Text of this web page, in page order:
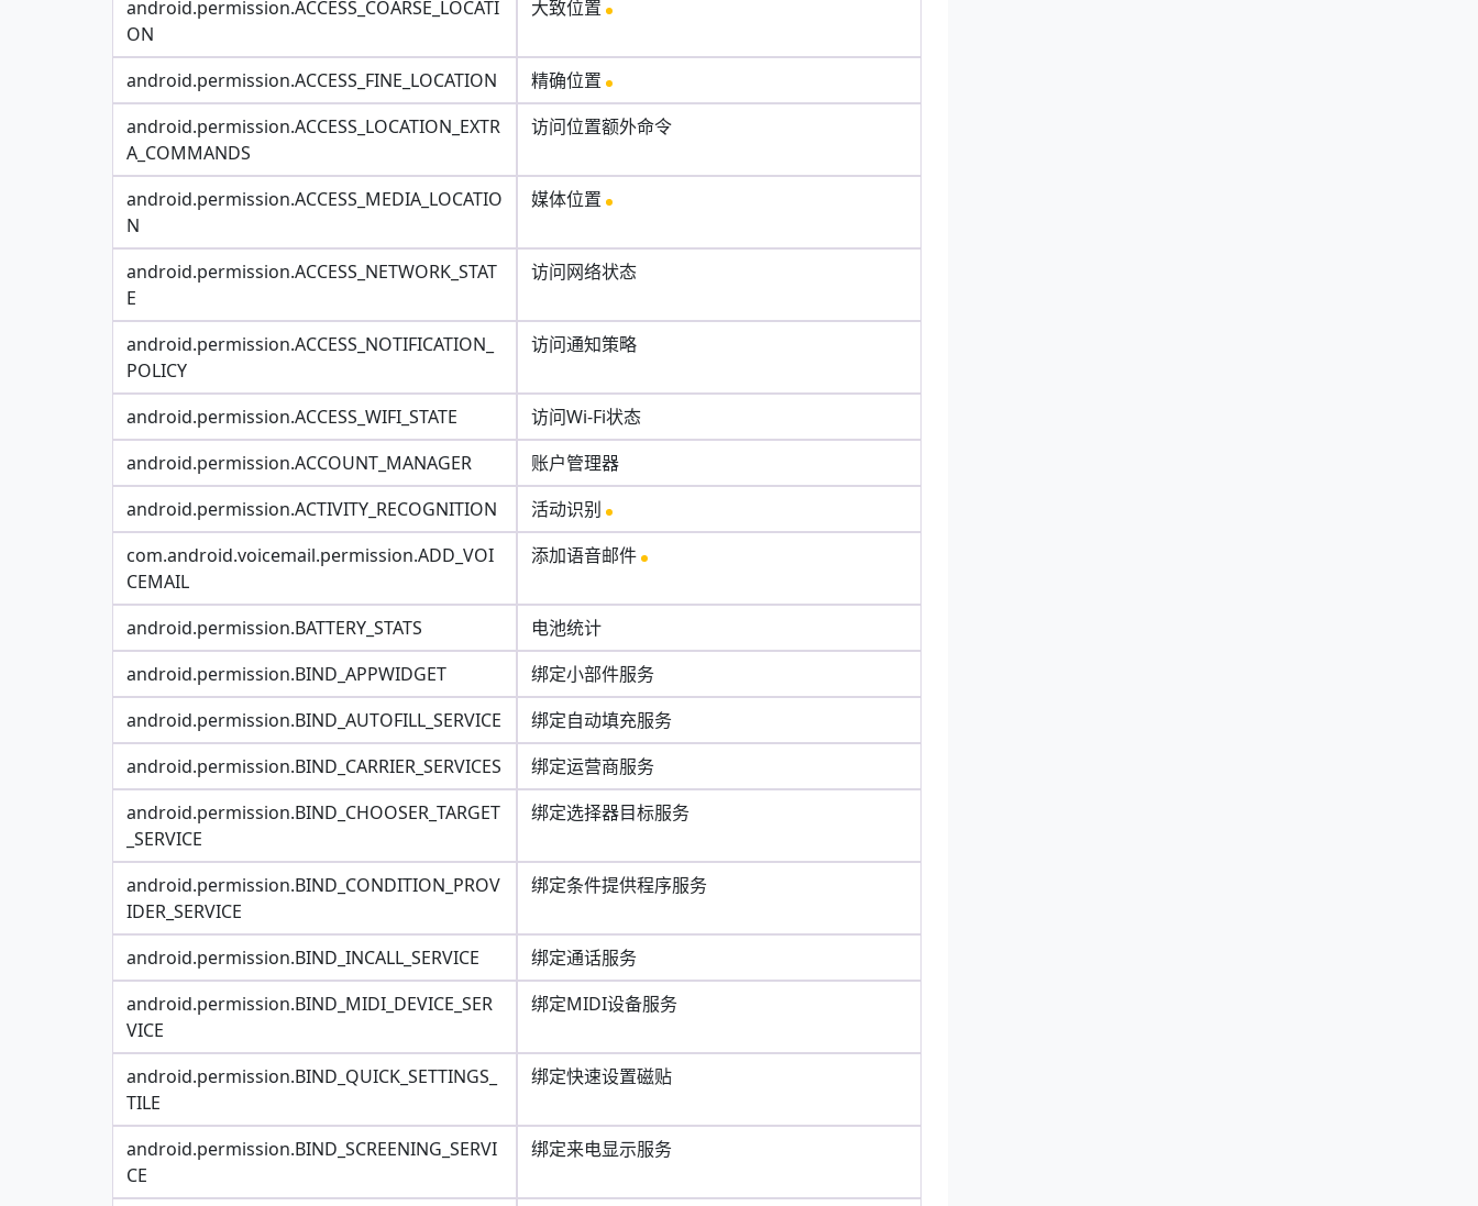
android.permission.ACCESS_COARSE_LOCATI
ON
大致位置
android.permission.ACCESS_FINE_LOCATION
精确位置
android.permission.ACCESS_LOCATION_EXTR
A_COMMANDS
访问位置额外命令
android.permission.ACCESS_MEDIA_LOCATIO
N
媒体位置
android.permission.ACCESS_NETWORK_STAT
E
访问网络状态
android.permission.ACCESS_NOTIFICATION_
POLICY
访问通知策略
android.permission.ACCESS_WIFI_STATE
访问Wi-Fi状态
android.permission.ACCOUNT_MANAGER
账户管理器
android.permission.ACTIVITY_RECOGNITION
活动识别
com.android.voicemail.permission.ADD_VOI
CEMAIL
添加语音邮件
android.permission.BATTERY_STATS
电池统计
android.permission.BIND_APPWIDGET
绑定小部件服务
android.permission.BIND_AUTOFILL_SERVICE
绑定自动填充服务
android.permission.BIND_CARRIER_SERVICES
绑定运营商服务
android.permission.BIND_CHOOSER_TARGET
_SERVICE
绑定选择器目标服务
android.permission.BIND_CONDITION_PROV
IDER_SERVICE
绑定条件提供程序服务
android.permission.BIND_INCALL_SERVICE
绑定通话服务
android.permission.BIND_MIDI_DEVICE_SER
VICE
绑定MIDI设备服务
android.permission.BIND_QUICK_SETTINGS_
TILE
绑定快速设置磁贴
android.permission.BIND_SCREENING_SERVI
CE
绑定来电显示服务